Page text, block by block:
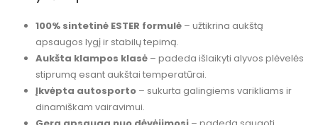
100% sintetinė ESTER formulė– užtikrina aukštą
apsaugos lygį ir stabilų tepimą.
Aukšta klampos klasė– padeda išlaikyti alyvos plėvelės
stiprumą esant aukštai temperatūrai.
Įkvėpta autosporto– sukurta galingiems varikliams ir
dinamiškam vairavimui.